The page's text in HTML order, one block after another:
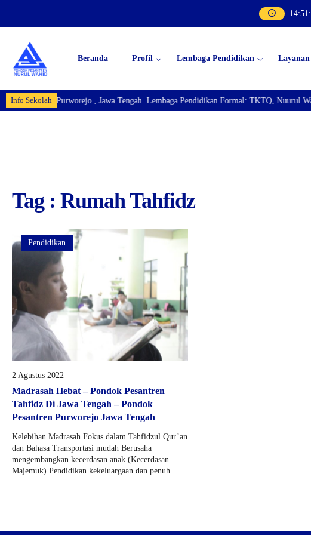
14:51:
Beranda Profil Lembaga Pendidikan Layanan
Info Sekolah
Bayan, Purworejo , Jawa Tengah. Lembaga Pendidikan Formal: TKTQ, Nuurul
Tag : Rumah Tahfidz
Pendidikan
2 Agustus 2022
Madrasah Hebat – Pondok Pesantren
Tahfidz Di Jawa Tengah – Pondok
Pesantren Purworejo Jawa Tengah
Kelebihan Madrasah Fokus dalam Tahfidzul Qur’an
dan Bahasa Transportasi mudah Berusaha
mengembangkan kecerdasan anak (Kecerdasan
Majemuk) Pendidikan kekeluargaan dan penuh..